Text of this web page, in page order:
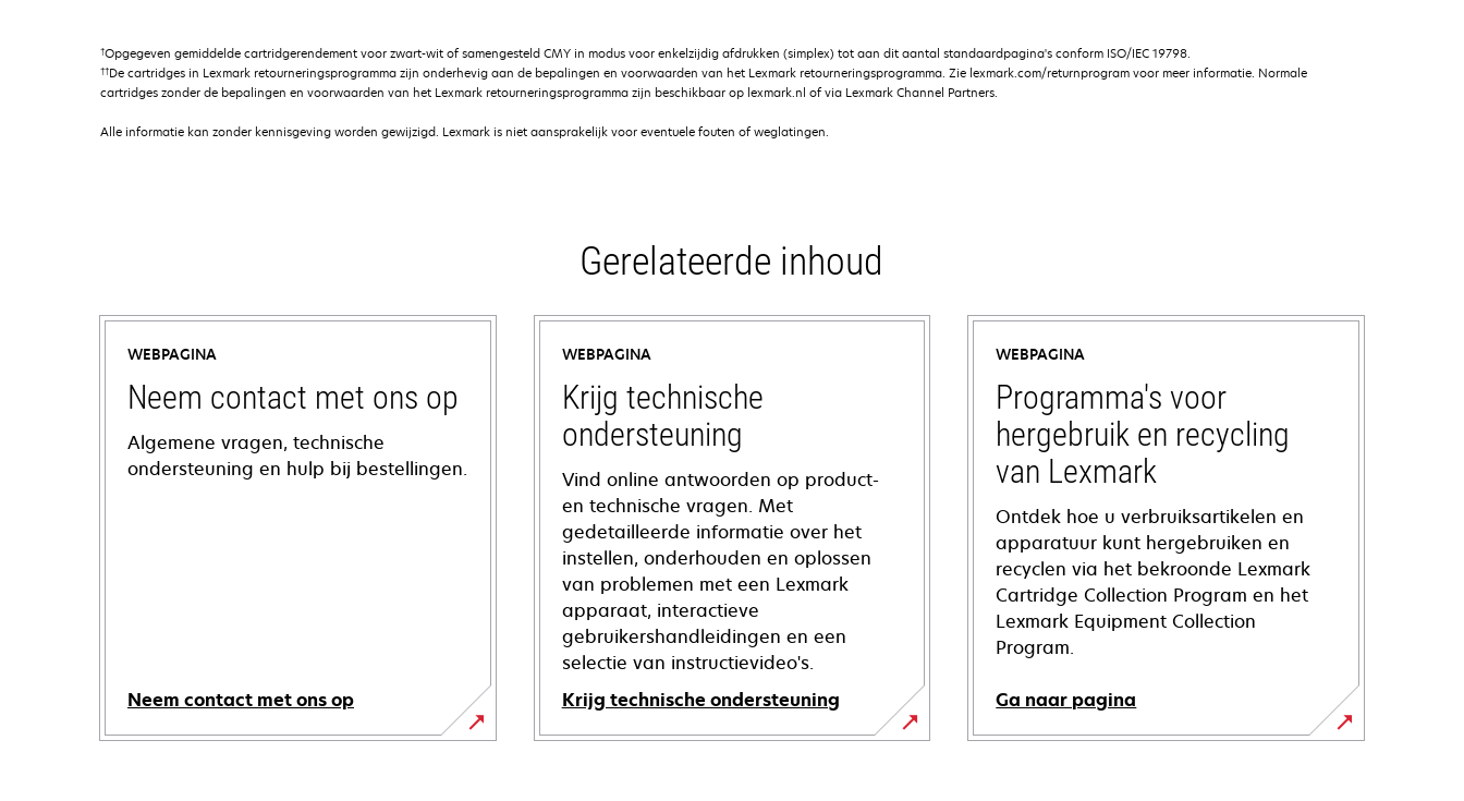
†Opgegeven gemiddelde cartridgerendement voor zwart-wit of samengesteld CMY in modus voor enkelzijdig afdrukken (simplex) tot aan dit aantal standaardpagina's conform ISO/IEC 19798.
††De cartridges in Lexmark retourneringsprogramma zijn onderhevig aan de bepalingen en voorwaarden van het Lexmark retourneringsprogramma. Zie lexmark.com/returnprogram voor meer informatie. Normale
cartridges zonder de bepalingen en voorwaarden van het Lexmark retourneringsprogramma zijn beschikbaar op lexmark.nl of via Lexmark Channel Partners.
Alle informatie kan zonder kennisgeving worden gewijzigd. Lexmark is niet aansprakelijk voor eventuele fouten of weglatingen.
Gerelateerde inhoud
WEBPAGINA
Neem contact met ons op
Algemene vragen, technische
ondersteuning en hulp bij bestellingen.
Neem contact met ons op
WEBPAGINA
Krijg technische
ondersteuning
Vind online antwoorden op product-
en technische vragen. Met
gedetailleerde informatie over het
instellen, onderhouden en oplossen
van problemen met een Lexmark
apparaat, interactieve
gebruikershandleidingen en een
selectie van instructievideo's.
Krijg technische ondersteuning
opens
WEBPAGINA
Programma's voor
hergebruik en recycling
van Lexmark
Ontdek hoe u verbruiksartikelen en
apparatuur kunt hergebruiken en
recyclen via het bekroonde Lexmark
Cartridge Collection Program en het
Lexmark Equipment Collection
Program.
Ga naar pagina